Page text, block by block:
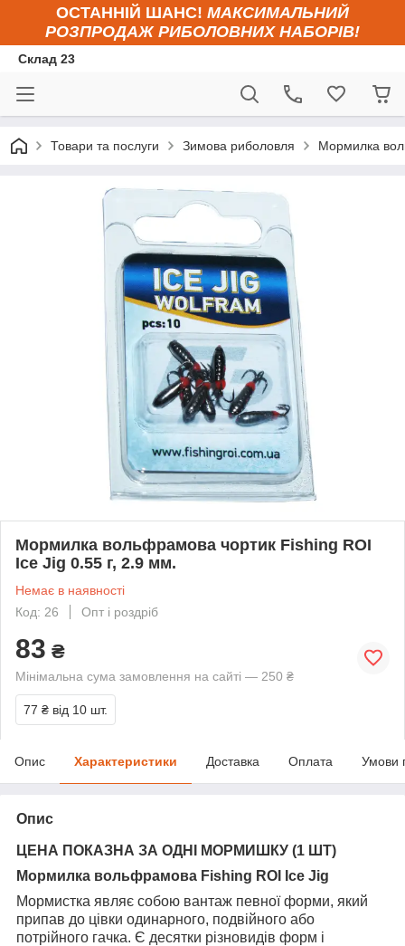
ОСТАННІЙ ШАНС! МАКСИМАЛЬНИЙ
РОЗПРОДАЖ РИБОЛОВНИХ НАБОРІВ!
Склад 23
Товари та послуги Зимова риболовля Мормилка
Мормилка вольфрамова чортик Fishing ROI
Ice Jig 0.55 г, 2.9 мм.
Немає в наявності
Код: 26
Опт і роздріб
83 ₴
Мінімальна сума замовлення на сайті — 250 ₴
77 ₴ від 10 шт.
Опис Характеристики Доставка Оплата Умови
Опис
ЦЕНА ПОКАЗНА ЗА ОДНІ МОРМИШКУ (1 ШТ)
Мормилка вольфрамова Fishing ROI Ice Jig
Мормистка являє собою вантаж певної форми, який
припав до цівки одинарного, подвійного або
потрійного гачка. Є десятки різновидів форм і